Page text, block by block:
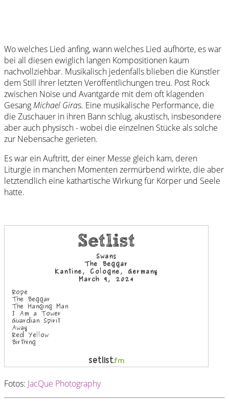
Wo welches Lied anfing, wann welches Lied aufhörte, es war
bei all diesen ewiglich langen Kompositionen kaum
nachvollziehbar. Musikalisch jedenfalls blieben die Künstler
dem Still ihrer letzten Veröffentlichungen treu. Post Rock
zwischen Noise und Avantgarde mit dem oft klagenden
Gesang Michael Giras. Eine musikalische Performance, die
die Zuschauer in ihren Bann schlug, akustisch, insbesondere
aber auch physisch - wobei die einzelnen Stücke als solche
zur Nebensache gerieten.
Es war ein Auftritt, der einer Messe gleich kam, deren
Liturgie in manchen Momenten zermürbend wirkte, die aber
letztendlich eine kathartische Wirkung für Körper und Seele
hatte.
Fotos: JacQue Photography